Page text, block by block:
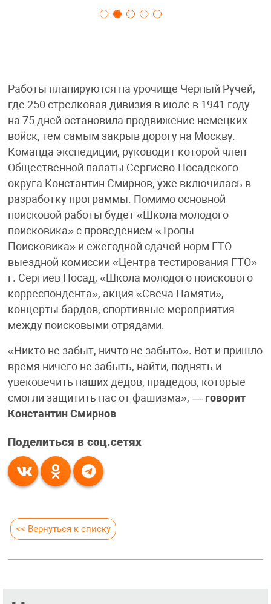
Работы планируются на урочище Черный Ручей,
где 250 стрелковая дивизия в июле в 1941 году
на 75 дней остановила продвижение немецких
войск, тем самым закрыв дорогу на Москву.
Команда экспедиции, руководит которой член
Общественной палаты Сергиево-Посадского
округа Константин Смирнов, уже включилась в
разработку программы. Помимо основной
поисковой работы будет «Школа молодого
поисковика» с проведением «Тропы
Поисковика» и ежегодной сдачей норм ГТО
выездной комиссии «Центра тестирования ГТО»
г. Сергиев Посад, «Школа молодого поискового
корреспондента», акция «Свеча Памяти»,
концерты бардов, спортивные мероприятия
между поисковыми отрядами.
«Никто не забыт, ничто не забыто». Вот и пришло
время ничего не забыть, найти, поднять и
увековечить наших дедов, прадедов, которые
смогли защитить нас от фашизма», — говорит
Константин Смирнов
Поделиться в соц.сетях
<< Вернуться к списку